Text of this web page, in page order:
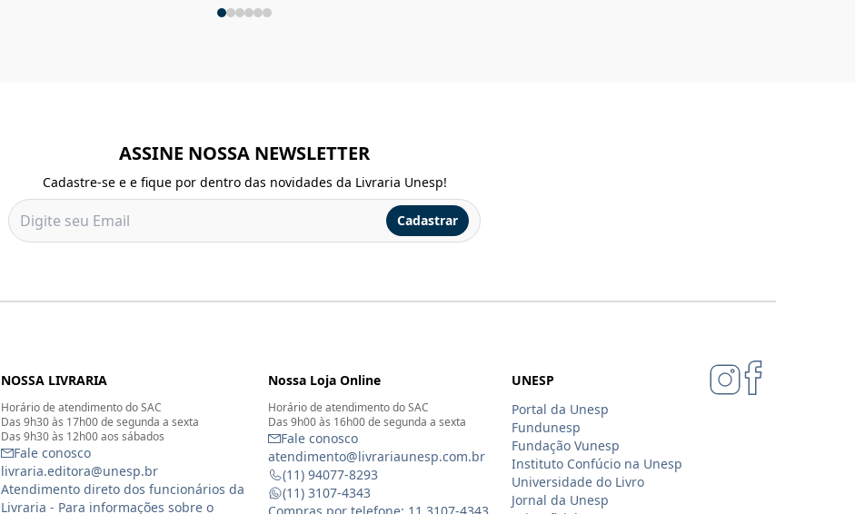
ASSINE NOSSA NEWSLETTER
Cadastre-se e e fique por dentro das novidades da Livraria Unesp!
Cadastrar
NOSSA LIVRARIA
Horário de atendimento do SAC
Das 9h30 às 17h00 de segunda a sexta
Das 9h30 às 12h00 aos sábados
Fale conosco
livraria.editora@unesp.br
Atendimento direto dos funcionários da
Livraria - Para informações sobre o
Nossa Loja Online
Horário de atendimento do SAC
Das 9h00 às 16h00 de segunda a sexta
Fale conosco
atendimento@livrariaunesp.com.br
(11) 94077-8293
(11) 3107-4343
UNESP
Portal da Unesp
Fundunesp
Fundação Vunesp
Instituto Confúcio na Unesp
Universidade do Livro
Jornal da Unesp